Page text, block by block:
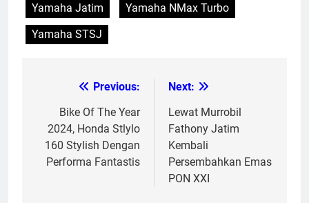
Yamaha Jatim
Yamaha NMax Turbo
Yamaha STSJ
navigation
Previous:
Bike Of The Year
2024, Honda Stlylo
160 Stylish Dengan
Performa Fantastis
Next:
Lewat Murrobil
Fathony Jatim
Kembali
Persembahkan Emas
PON XXI